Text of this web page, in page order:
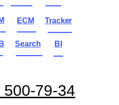
500-79-34
ECM
Search BI
Tracker